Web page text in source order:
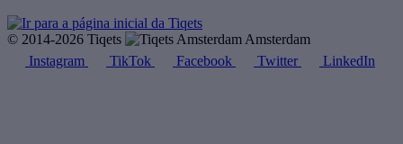
© 2014-2026 Tiqets
Amsterdam
Instagram
TikTok Facebook Twitter LinkedIn